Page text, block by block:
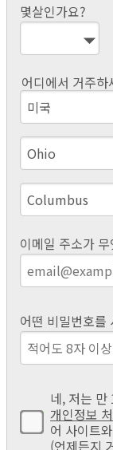
몇살인가요?
어디에서 거주하
이메일 주소가
어떤 비밀번호를
네, 저는 만
개인정보
어 사이트
(언제든지